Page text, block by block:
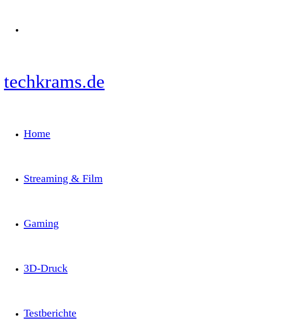
techkrams.de
Home
Streaming & Film
Gaming
3D-Druck
Testberichte